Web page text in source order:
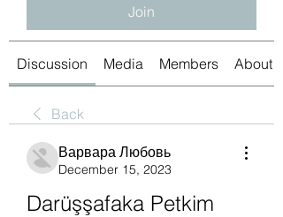
Join
Discussion Media Members About
Back
Варвара Любовь
December 15, 2023
Darüşşafaka Petkim